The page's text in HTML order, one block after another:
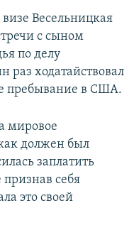
Весельницкая
с сыном
по делу
ходатайствовал
пребывание в США.
мировое
должен был
заплатить
себя
это своей